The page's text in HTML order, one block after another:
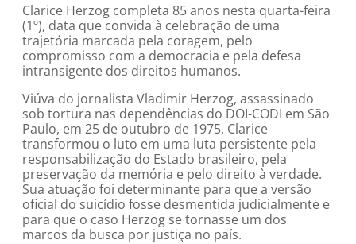
Clarice Herzog completa 85 anos nesta quarta-feira
(1º), data que convida à celebração de uma
trajetória marcada pela coragem, pelo
compromisso com a democracia e pela defesa
intransigente dos direitos humanos.
Viúva do jornalista Vladimir Herzog, assassinado
sob tortura nas dependências do DOI-CODI em São
Paulo, em 25 de outubro de 1975, Clarice
transformou o luto em uma luta persistente pela
responsabilização do Estado brasileiro, pela
preservação da memória e pelo direito à verdade.
Sua atuação foi determinante para que a versão
oficial do suicídio fosse desmentida judicialmente e
para que o caso Herzog se tornasse um dos
marcos da busca por justiça no país.